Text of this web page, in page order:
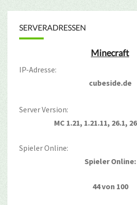
SERVERADRESSEN
Minecraft
IP-Adresse:
cubeside.de
Server Version:
MC 1.21, 1.21.11, 26.1,
Spieler Online:
Spieler Online:
44 von 100